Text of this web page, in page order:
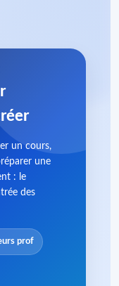
un cours,
une
: le
des
prof